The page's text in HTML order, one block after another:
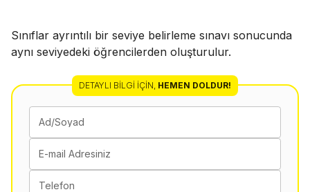
Sınıflar ayrıntılı bir seviye belirleme sınavı sonucunda
aynı seviyedeki öğrencilerden oluşturulur.
DETAYLI BILGI İÇIN HEMEN DOLDUR!
Ad/Soyad
E-mail Adresiniz
Telefon